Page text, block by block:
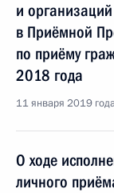
и
в Приёмной
по приёму
2018 года
11 января 2019
О ходе
личного